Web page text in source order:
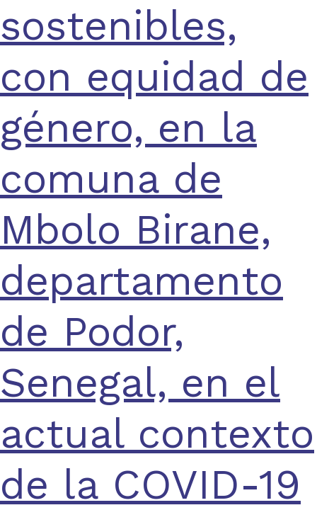
sostenibles,
con equidad de
género, en la
comuna de
Mbolo Birane,
departamento
de Podor,
Senegal, en el
actual contexto
de la COVID-19